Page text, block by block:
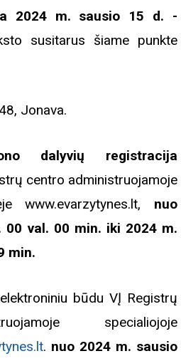
2024 m. sausio 15 d. -
susitarus šiame punkte
Jonava.
dalyvių registracija
centro administruojamoje
www.evarzytynes.lt,
nuo
00 val. 00 min. iki 2024 m.
min.
būdu VĮ Registrų
specialiojoje
. nuo 2024 m. sausio